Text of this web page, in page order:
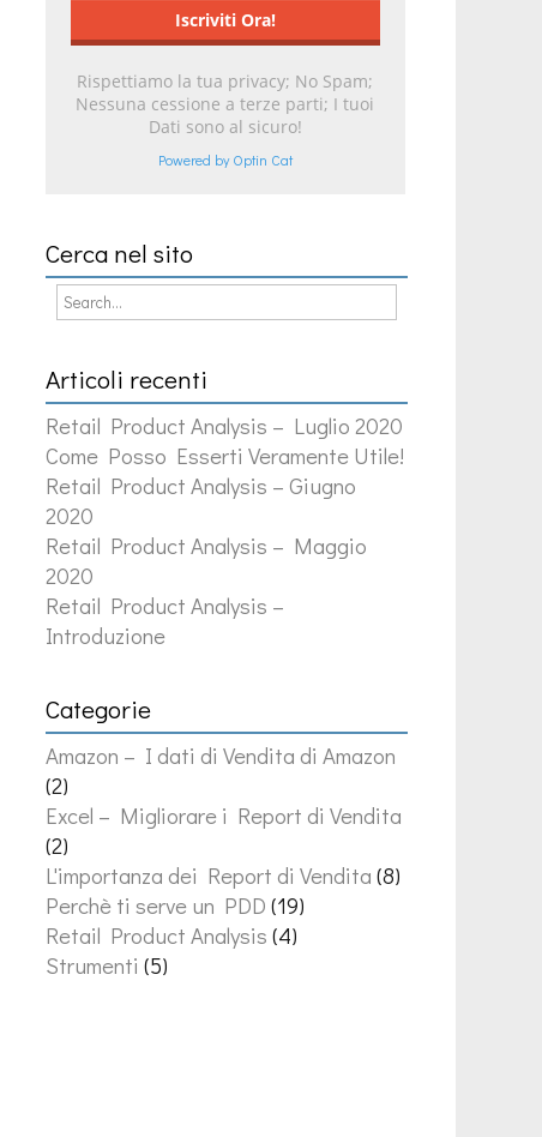
Rispettiamo la tua privacy; No Spam;
Nessuna cessione a terze parti; I tuoi
Dati sono al sicuro!
Powered by Optin Cat
Cerca nel sito
Articoli recenti
Retail Product Analysis – Luglio 2020
Come Posso Esserti Veramente Utile!
Retail Product Analysis – Giugno
2020
Retail Product Analysis – Maggio
2020
Retail Product Analysis –
Introduzione
Categorie
Amazon – I dati di Vendita di Amazon
(2)
Excel – Migliorare i Report di Vendita
(2)
L'importanza dei Report di Vendita (8)
Perchè ti serve un PDD (19)
Retail Product Analysis (4)
Strumenti (5)